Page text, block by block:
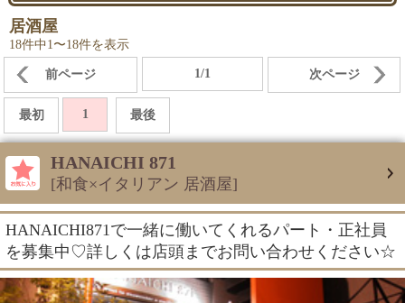
居酒屋
18件中1〜18件を表示
前ページ 1/1 次ページ
最初 1 最後
HANAICHI 871
[和食×イタリアン 居酒屋]
HANAICHI871で一緒に働いてくれるパート・正社員
を募集中♡詳しくは店頭までお問い合わせください☆